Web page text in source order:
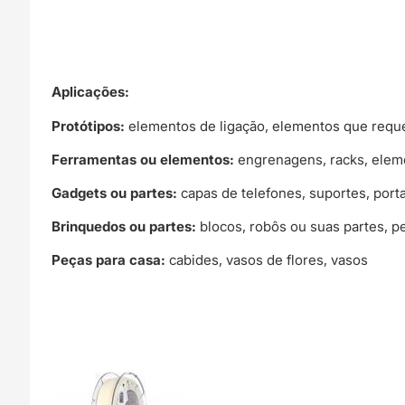
Aplicações:
Protótipos: elementos de ligação, elementos que
Ferramentas ou elementos: engrenagens, racks,
Gadgets ou partes: capas de telefones, suportes,
Brinquedos ou partes: blocos, robôs ou suas partes,
Peças para casa: cabides, vasos de flores, vasos